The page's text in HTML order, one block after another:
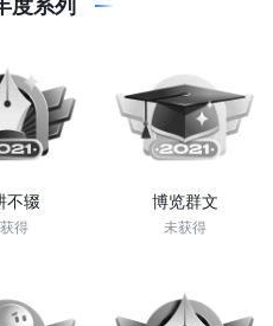
度系列
不辍
得
博览群文
未获得